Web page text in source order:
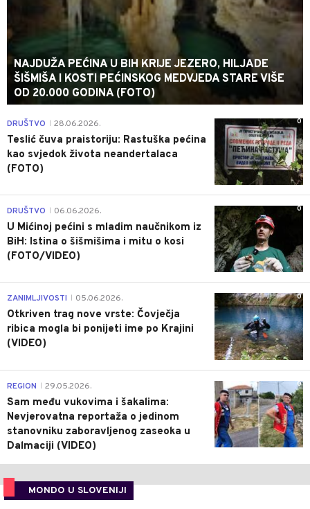
NAJDUŽA PEĆINA U BIH KRIJE JEZERO, HILJADE
ŠIŠMIŠA I KOSTI PEĆINSKOG MEDVJEDA STARE VIŠE
OD 20.000 GODINA (FOTO)
0
DRUŠTVO 28.06.2026.
Teslić čuva praistoriju: Rastuška pećina
kao svjedok života neandertalaca
(FOTO)
0
DRUŠTVO 06.06.2026.
U Mićinoj pećini s mladim naučnikom iz
BiH: Istina o šišmišima i mitu o kosi
(FOTO/VIDEO)
0
ZANIMLJIVOSTI 05.06.2026.
Otkriven trag nove vrste: Čovječja
ribica mogla bi ponijeti ime po Krajini
(VIDEO)
0
REGION 29.05.2026.
Sam među vukovima i šakalima:
Nevjerovatna reportaža o jedinom
stanovniku zaboravljenog zaseoka u
Dalmaciji (VIDEO)
MONDO U SLOVENIJI